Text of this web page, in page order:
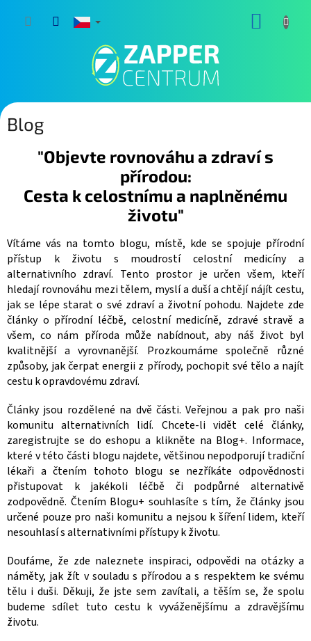
Blog
"Objevte rovnováhu a zdraví s
přírodou:
Cesta k celostnímu a naplněnému
životu"
Vítáme vás na tomto blogu, místě, kde se spojuje přírodní
přístup k životu s moudrostí celostní medicíny a
alternativního zdraví. Tento prostor je určen všem, kteří
hledají rovnováhu mezi tělem, myslí a duší a chtějí nájít cestu,
jak se lépe starat o své zdraví a životní pohodu. Najdete zde
články o přírodní léčbě, celostní medicíně, zdravé stravě a
všem, co nám příroda může nabídnout, aby náš život byl
kvalitnější a vyrovnanější. Prozkoumáme společně různé
způsoby, jak čerpat energii z přírody, pochopit své tělo a najít
cestu k opravdovému zdraví.
Články jsou rozdělené na dvě části. Veřejnou a pak pro naši
komunitu alternativních lidí. Chcete-li vidět celé články,
zaregistrujte se do eshopu a klikněte na Blog+. Informace,
které v této části blogu najdete, většinou nepodporují tradiční
lékaři a čtením tohoto blogu se nezříkáte odpovědnosti
přistupovat k jakékoli léčbě či podpůrné alternativě
zodpovědně. Čtením Blogu+ souhlasíte s tím, že články jsou
určené pouze pro naši komunitu a nejsou k šíření lidem, kteří
nesouhlasí s alternativními přístupy k životu.
Doufáme, že zde naleznete inspiraci, odpovědi na otázky a
náměty, jak žít v souladu s přírodou a s respektem ke svému
tělu i duši. Děkuji, že jste sem zavítali, a těším se, že spolu
budeme sdílet tuto cestu k vyváženějšímu a zdravějšímu
životu.